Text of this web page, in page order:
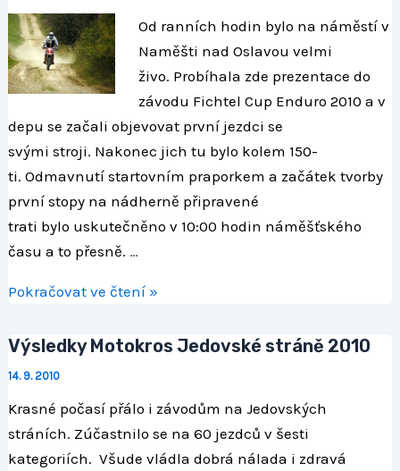
Od ranních hodin bylo na náměstí v
Naměšti nad Oslavou velmi
živo. Probíhala zde prezentace do
závodu Fichtel Cup Enduro 2010 a v
depu se začali objevovat první jezdci se
svými stroji. Nakonec jich tu bylo kolem 150-
ti. Odmavnutí startovním praporkem a začátek tvorby
první stopy na nádherně připravené
trati bylo uskutečněno v 10:00 hodin náměšťského
času a to přesně. …
Cup
Enduro
2010
Pokračovat ve čtení »
Výsledky Motokros Jedovské stráně 2010
14. 9. 2010
Krasné počasí přálo i závodům na Jedovských
stráních. Zúčastnilo se na 60 jezdců v šesti
kategoriích. Všude vládla dobrá nálada i zdravá